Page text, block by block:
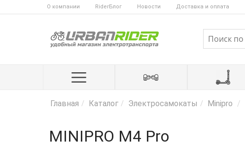
О компании RiderБлог Новости Доставка и оплата
Главная Каталог Электросамокаты Minipro
MINIPRO M4 Pro